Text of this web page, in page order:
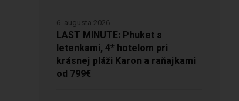
LAST MINUTE: Phuket s
letenkami, 4* hotelom pri
krásnej pláži Karon a raňajkami
od 799€
6. augusta 2026